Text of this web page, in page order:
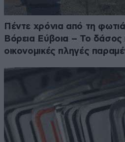
Πέντε χρόνια από τη
Βόρεια Εύβοια – Το δάσος
οικονομικές πληγές